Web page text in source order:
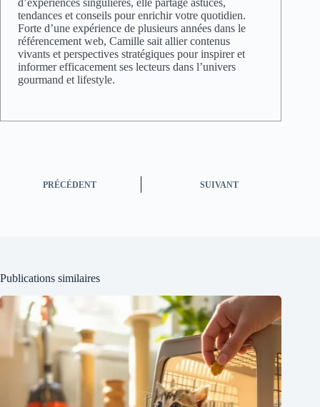
tendances et conseils pour enrichir votre quotidien.
Forte d’une expérience de plusieurs années dans le
référencement web, Camille sait allier contenus
vivants et perspectives stratégiques pour inspirer et
informer efficacement ses lecteurs dans l’univers
gourmand et lifestyle.
PRÉCÉDENT SUIVANT
Publications similaires